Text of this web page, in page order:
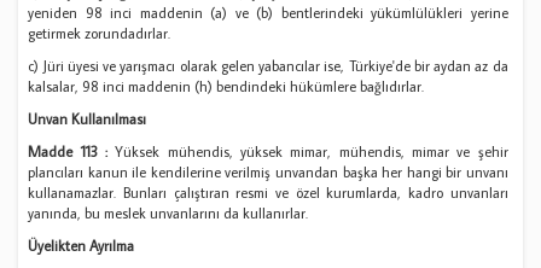
yeniden 98 inci maddenin (a) ve (b) bentlerindeki yükümlülükleri yerine
getirmek zorundadırlar.
c) Jüri üyesi ve yarışmacı olarak gelen yabancılar ise, Türkiye'de bir aydan az da
kalsalar, 98 inci maddenin (h) bendindeki hükümlere bağlıdırlar.
Unvan Kullanılması
Madde 113 : Yüksek mühendis, yüksek mimar, mühendis, mimar ve şehir
plancıları kanun ile kendilerine verilmiş unvandan başka her hangi bir unvanı
kullanamazlar. Bunları çalıştıran resmi ve özel kurumlarda, kadro unvanları
yanında, bu meslek unvanlarını da kullanırlar.
Üyelikten Ayrılma